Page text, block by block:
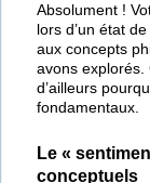
Absolument !
lors d’un état
aux concepts
avons explorés.
d’ailleurs
fondamentaux.
Le «
conceptuels